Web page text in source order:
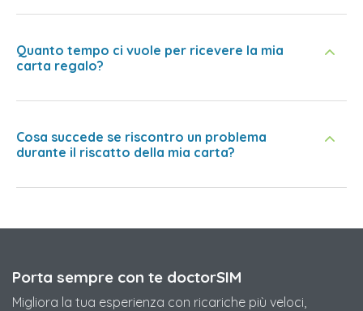
Quanto tempo ci vuole per ricevere la mia
carta regalo?
Cosa succede se riscontro un problema
durante il riscatto della mia carta?
Porta sempre con te doctorSIM
Migliora la tua esperienza con ricariche più veloci,